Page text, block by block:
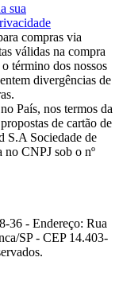
sua
compras via
válidas na compra
término dos nossos
divergências de
País, nos termos da
de cartão de
S.A Sociedade de
CNPJ sob o nº
36 - Endereço: Rua
SP - CEP 14.403-